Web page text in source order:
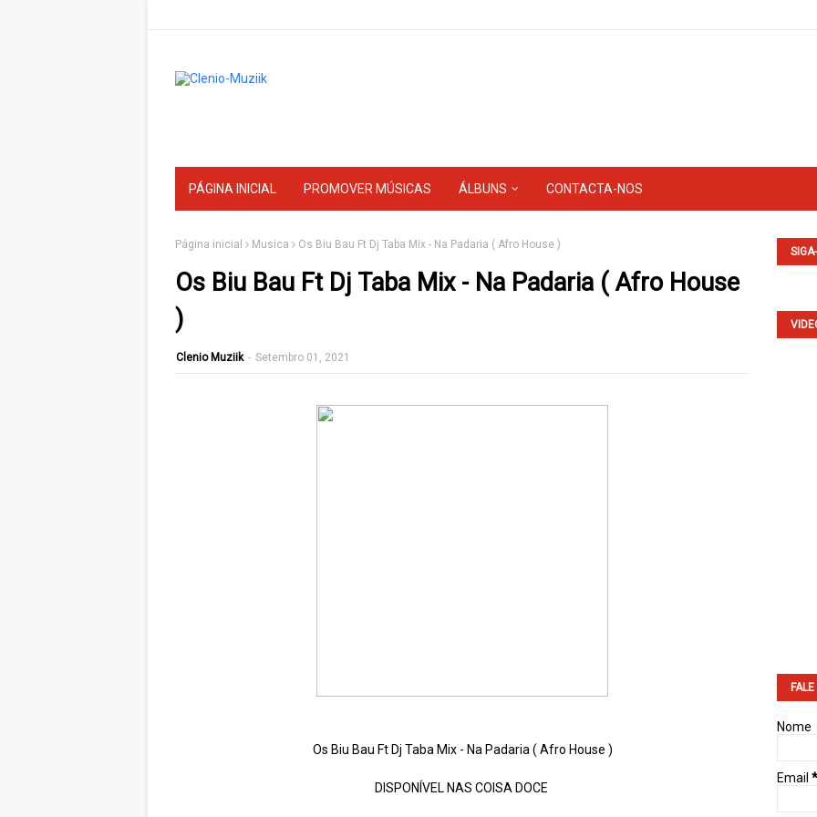
PÁGINA INICIAL PROMOVER MÚSICAS ÁLBUNS CONTACTA-NOS
Página inicial Musica Os Biu Bau Ft Dj Taba Mix - Na Padaria ( Afro House )
Os Biu Bau Ft Dj Taba Mix - Na Padaria ( Afro House
)
Clenio Muziik - Setembro 01, 2021
Os Biu Bau Ft Dj Taba Mix - Na Padaria ( Afro House )
DISPONÍVEL NAS COISA DOCE
Nome
Email *